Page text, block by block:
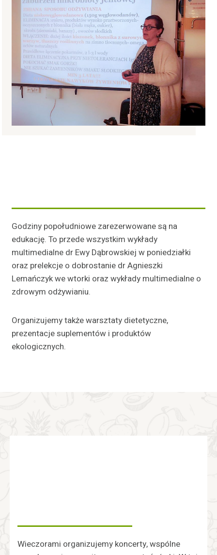
Godziny popołudniowe zarezerwowane są na
edukację. To przede wszystkim wykłady
multimedialne dr Ewy Dąbrowskiej w poniedziałki
oraz prelekcje o dobrostanie dr Agnieszki
Lemańczyk we wtorki oraz wykłady multimedialne o
zdrowym odżywianiu.
Organizujemy także warsztaty dietetyczne,
prezentacje suplementów i produktów
ekologicznych.
Wieczorami organizujemy koncerty, wspólne